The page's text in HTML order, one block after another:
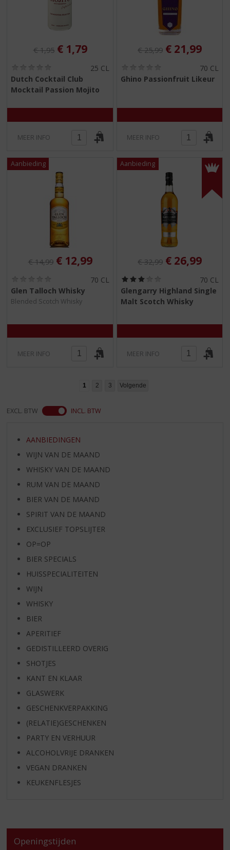
Originele prijs was:
€1,95 , Huidige prijs is:
€ 1,79
,
0
5
25 CL
Dutch Cocktail Club
Mocktail Passion Mojito
MEER INFO
Originele prijs was:
€25,99 , Huidige
€ 21,99
,
5
70 CL
Ghino Passionfruit Likeur
MEER INFO
Originele prijs was:
€14,99 , Huidige prijs is:
€ 12,99
,
0
)
70 CL
Glen Talloch Whisky
Blended Scotch Whisky
MEER INFO
Originele prijs was:
€32,99 , Huidige
€ 26,99
,
0
)
70 CL
Glengarry Highland Single
Malt Scotch Whisky
MEER INFO
1 2 3 Volgende
EXCL. BTW INCL. BTW
AANBIEDINGEN
WIJN VAN DE MAAND
WHISKY VAN DE MAAND
RUM VAN DE MAAND
BIER VAN DE MAAND
SPIRIT VAN DE MAAND
EXCLUSIEF TOPSLIJTER
OP=OP
BIER SPECIALS
HUISSPECIALITEITEN
WIJN
WHISKY
BIER
APERITIEF
GEDISTILLEERD OVERIG
SHOTJES
KANT EN KLAAR
GLASWERK
GESCHENKVERPAKKING
(RELATIE)GESCHENKEN
PARTY EN VERHUUR
ALCOHOLVRIJE DRANKEN
VEGAN DRANKEN
KEUKENFLESJES
Openingstijden